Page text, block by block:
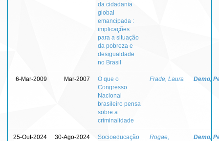
da cidadania
global
emancipada :
implicações
para a situação
da pobreza e
desigualdade
no Brasil
6-Mar-2009 Mar-2007
O que o
Congresso
Nacional
brasileiro pensa
sobre a
criminalidade
Frade, Laura Demo,
25-Out-2024 30-Ago-2024
Socioeducação
Rogae,
Demo,